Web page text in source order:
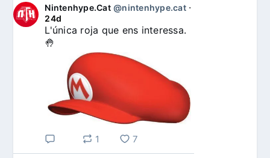
Nintenhype.Cat @nintenhype.cat⋅
24d
L'única roja que ens interessa.
🤚
1 7